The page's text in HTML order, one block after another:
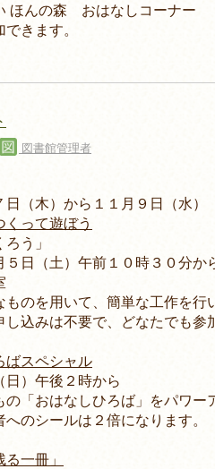
んの森 おはなしコーナー
きます。
図書館管理者
（木）から１１月９日（水）
くって遊ぼう
う」
（土）午前１０時３０分か
を用いて、簡単な工作を行い
不要で、どなたでも参加
ばスペシャル
午後２時から
おはなしひろば」をパワーア
ルは２倍になります。
一冊」